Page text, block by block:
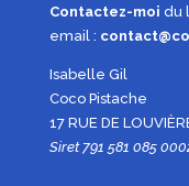
Contactez-moi du
email :
Isabelle Gil
Coco Pistache
17 RUE DE
Siret 791 581 085